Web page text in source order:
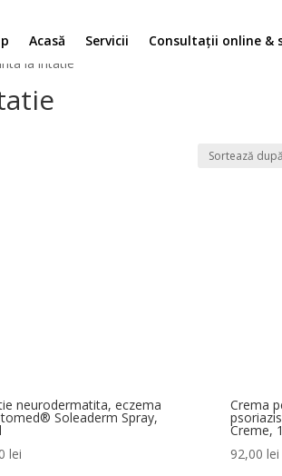
Acasă Servicii Consultații online &
la iritatie”
neurodermatita, eczema
Soleaderm Spray,
lei
Crema
Creme,
92,00 lei